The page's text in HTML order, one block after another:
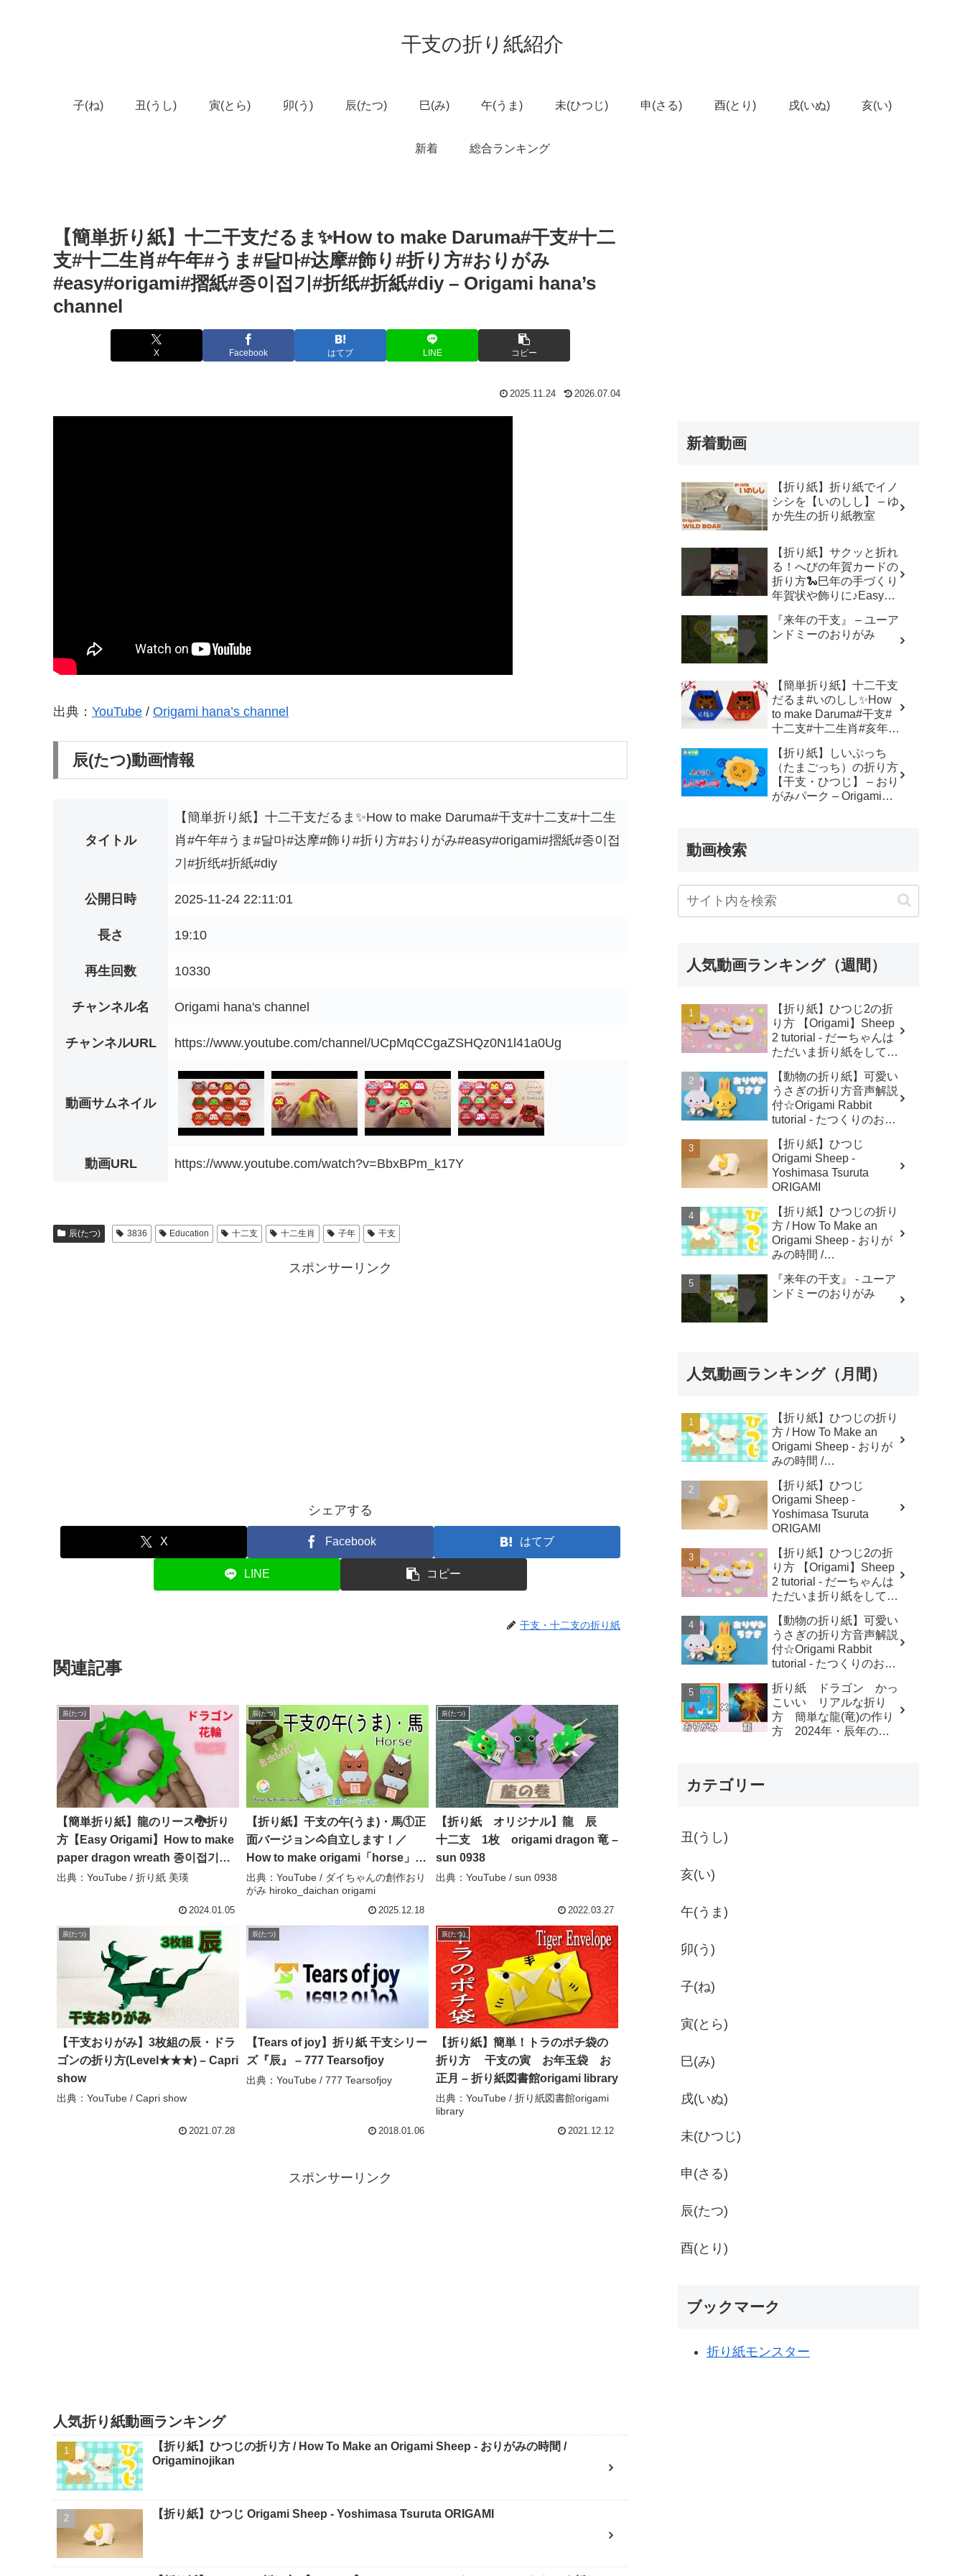
干支の折り紙紹介
子(ね) 丑(うし) 寅(とら) 卯(う) 辰(たつ) 巳(み) 午(うま) 未(ひつじ) 申(さる) 酉(とり) 戌(いぬ) 亥(い)
新着 総合ランキング
【簡単折り紙】十二干支だるま✨How to make Daruma#干支#十二
支#十二生肖#午年#うま#달마#达摩#飾り#折り方#おりがみ
#easy#origami#摺紙#종이접기#折纸#折紙#diy – Origami hana’s
channel
X Facebook はてブ LINE コピー
2025.11.24 2026.07.04
出典： YouTube / Origami hana’s channel
辰(たつ)動画情報
タイトル
【簡単折り紙】十二干支だるま✨How to make Daruma#干支#十二支#十二生
肖#午年#うま#달마#达摩#飾り#折り方#おりがみ#easy#origami#摺紙#종이접
기#折纸#折紙#diy
公開日時 2025-11-24 22:11:01
長さ 19:10
再生回数 10330
チャンネル名 Origami hana's channel
チャンネルURL https://www.youtube.com/channel/UCpMqCCgaZSHQz0N1l41a0Ug
動画サムネイル
動画URL https://www.youtube.com/watch?v=BbxBPm_k17Y
辰(たつ) 3836 Education 十二支 十二生肖 子年 干支
スポンサーリンク
シェアする
X Facebook はてブ
LINE コピー
干支・十二支の折り紙
関連記事
辰(たつ)
【簡単折り紙】龍のリース🐉折り
方【Easy Origami】How to make
paper dragon wreath 종이접기
용 折纸龙 ドラゴンボール DB
出典：YouTube / 折り紙 美瑛
2024.01.05
辰(たつ)
【折り紙】干支の午(うま)・馬①正
面バージョン🐴自立します！／
How to make origami「horse」.
(Front version) – ダイちゃんの創
作おりがみ hiroko_daichan
出典：YouTube / ダイちゃんの創作おり
がみ hiroko_daichan origami
2025.12.18
辰(たつ)
【折り紙 オリジナル】龍 辰
十二支 1枚 origami dragon 竜 –
sun 0938
出典：YouTube / sun 0938
2022.03.27
辰(たつ)
【干支おりがみ】3枚組の辰・ドラ
ゴンの折り方(Level★★★) – Capri
show
出典：YouTube / Capri show
2021.07.28
辰(たつ)
【Tears of joy】折り紙 干支シリー
ズ『辰』 – 777 Tearsofjoy
出典：YouTube / 777 Tearsofjoy
2018.01.06
辰(たつ)
【折り紙】簡単！トラのポチ袋の
折り方 干支の寅 お年玉袋 お
正月 – 折り紙図書館origami library
出典：YouTube / 折り紙図書館origami
library
2021.12.12
スポンサーリンク
人気折り紙動画ランキング
【折り紙】ひつじの折り方 / How To Make an Origami Sheep - おりがみの時間 /
Origaminojikan
【折り紙】ひつじ Origami Sheep - Yoshimasa Tsuruta ORIGAMI
新着動画
【折り紙】折り紙でイノ
シシを【いのしし】 – ゆ
か先生の折り紙教室
【折り紙】サクッと折れ
る！へびの年賀カードの
折り方🐍巳年の手づくり
年賀状や飾りに♪Easy
蛇 | 종이접기 뱀#折り紙#
蛇#へび#巳年#年賀状#
『来年の干支』 – ユーア
ンドミーのおりがみ
【簡単折り紙】十二干支
だるま#いのしし✨How
to make Daruma#干支#
十二支#十二生肖#亥年#
#飾り#折り方#おりがみ
#easy#origami#摺紙#折
纸#折紙 – Origami
hana’s channel
【折り紙】しいぷっち
（たまごっち）の折り方
【干支・ひつじ】 – おり
がみパーク – Origami
動画検索
人気動画ランキング（週間）
【折り紙】ひつじ2の折
り方 【Origami】Sheep
2 tutorial - だーちゃんは
ただいま折り紙をしてま
【動物の折り紙】可愛い
うさぎの折り方音声解説
付☆Origami Rabbit
tutorial - たつくりのおり
【折り紙】ひつじ
Origami Sheep -
Yoshimasa Tsuruta
ORIGAMI
【折り紙】ひつじの折り
方 / How To Make an
Origami Sheep - おりが
みの時間 /
『来年の干支』 - ユーア
ンドミーのおりがみ
人気動画ランキング（月間）
【折り紙】ひつじの折り
方 / How To Make an
Origami Sheep - おりが
みの時間 /
【折り紙】ひつじ
Origami Sheep -
Yoshimasa Tsuruta
ORIGAMI
【折り紙】ひつじ2の折
り方 【Origami】Sheep
2 tutorial - だーちゃんは
ただいま折り紙をしてま
【動物の折り紙】可愛い
うさぎの折り方音声解説
付☆Origami Rabbit
tutorial - たつくりのおり
折り紙 ドラゴン かっ
こいい リアルな折り
方 簡単な龍(竜)の作り
方 2024年・辰年の干
カテゴリー
丑(うし)
亥(い)
午(うま)
卯(う)
子(ね)
寅(とら)
巳(み)
戌(いぬ)
未(ひつじ)
申(さる)
辰(たつ)
酉(とり)
ブックマーク
折り紙モンスター